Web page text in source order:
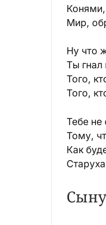
Мир,
Ну что
Ты гнал
Того,
Того,
Тебе не
Тому,
Как
Сыну